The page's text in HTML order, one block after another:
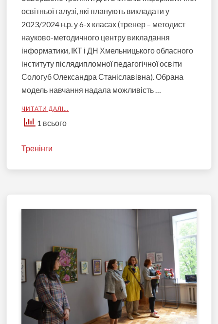
освітньої галузі, які планують викладати у
2023/2024 н.р. у 6-х класах (тренер – методист
науково-методичного центру викладання
інформатики, ІКТ і ДН Хмельницького обласного
інституту післядипломної педагогічної освіти
Сологуб Олександра Станіславівна). Обрана
модель навчання надала можливість …
ЧИТАТИ ДАЛІ…
1 всього
Тренінги